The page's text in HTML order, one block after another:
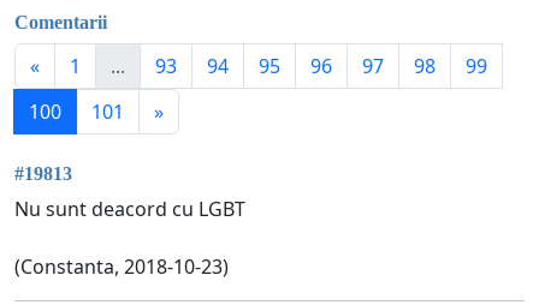
Comentarii
« 1 ... 93 94 95 96 97 98
99
100
101 »
#19813
Nu sunt deacord cu LGBT
(Constanta, 2018-10-23)